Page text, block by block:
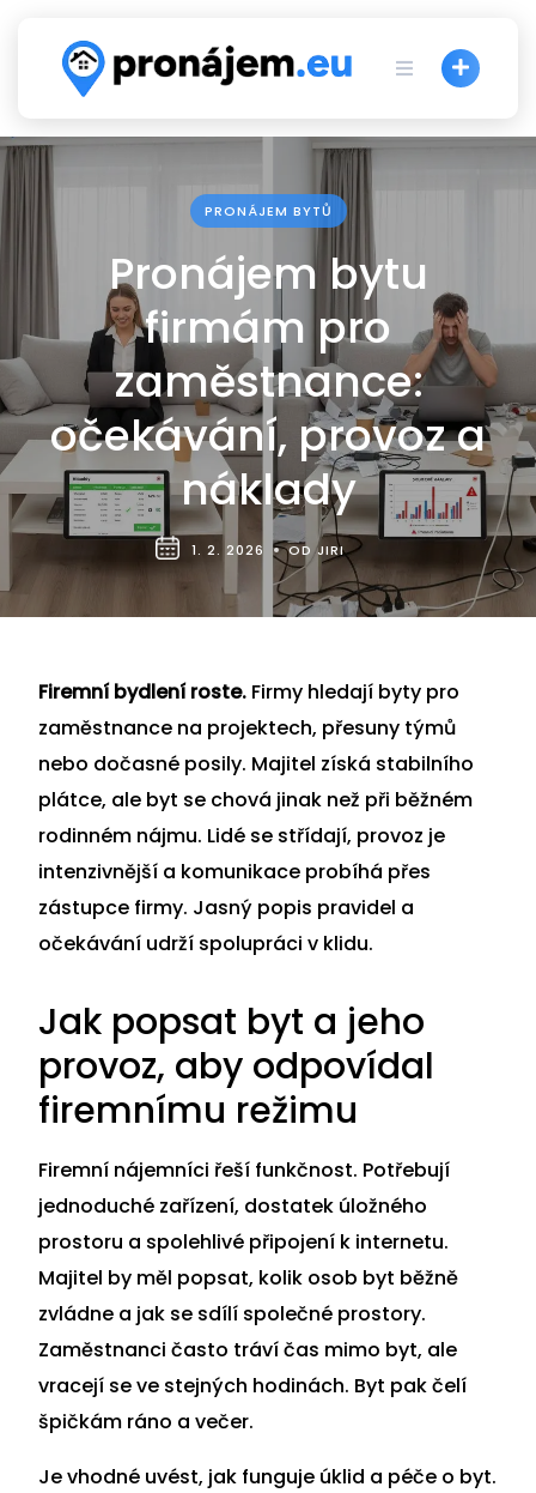
content
PRONÁJEM BYTŮ
Pronájem bytu
firmám pro
zaměstnance:
očekávání, provoz a
náklady
1. 2. 2026 OD JIRI
Firemní bydlení roste. Firmy hledají byty pro
zaměstnance na projektech, přesuny týmů
nebo dočasné posily. Majitel získá stabilního
plátce, ale byt se chová jinak než při běžném
rodinném nájmu. Lidé se střídají, provoz je
intenzivnější a komunikace probíhá přes
zástupce firmy. Jasný popis pravidel a
očekávání udrží spolupráci v klidu.
Jak popsat byt a jeho
provoz, aby odpovídal
firemnímu režimu
Firemní nájemníci řeší funkčnost. Potřebují
jednoduché zařízení, dostatek úložného
prostoru a spolehlivé připojení k internetu.
Majitel by měl popsat, kolik osob byt běžně
zvládne a jak se sdílí společné prostory.
Zaměstnanci často tráví čas mimo byt, ale
vracejí se ve stejných hodinách. Byt pak čelí
špičkám ráno a večer.
Je vhodné uvést, jak funguje úklid a péče o byt.